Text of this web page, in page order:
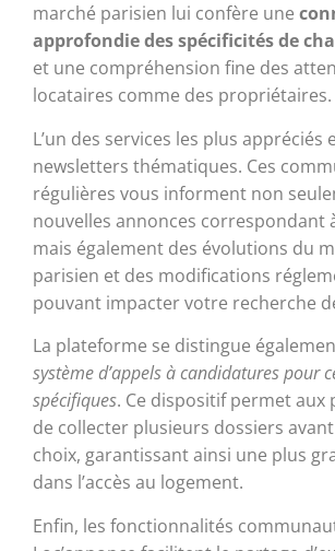
marché parisien lui confère une
approfondie des spécificités de
et une compréhension fine des
locataires comme des propriétaires.
L’un des services les plus appréciés
newsletters thématiques. Ces
régulières vous informent non
nouvelles annonces correspondant
mais également des évolutions du
parisien et des modifications
pouvant impacter votre recherche
La plateforme se distingue
système d’appels à candidatures pour
spécifiques. Ce dispositif permet
de collecter plusieurs dossiers
choix, garantissant ainsi une plus
dans l’accès au logement.
Enfin, les fonctionnalités